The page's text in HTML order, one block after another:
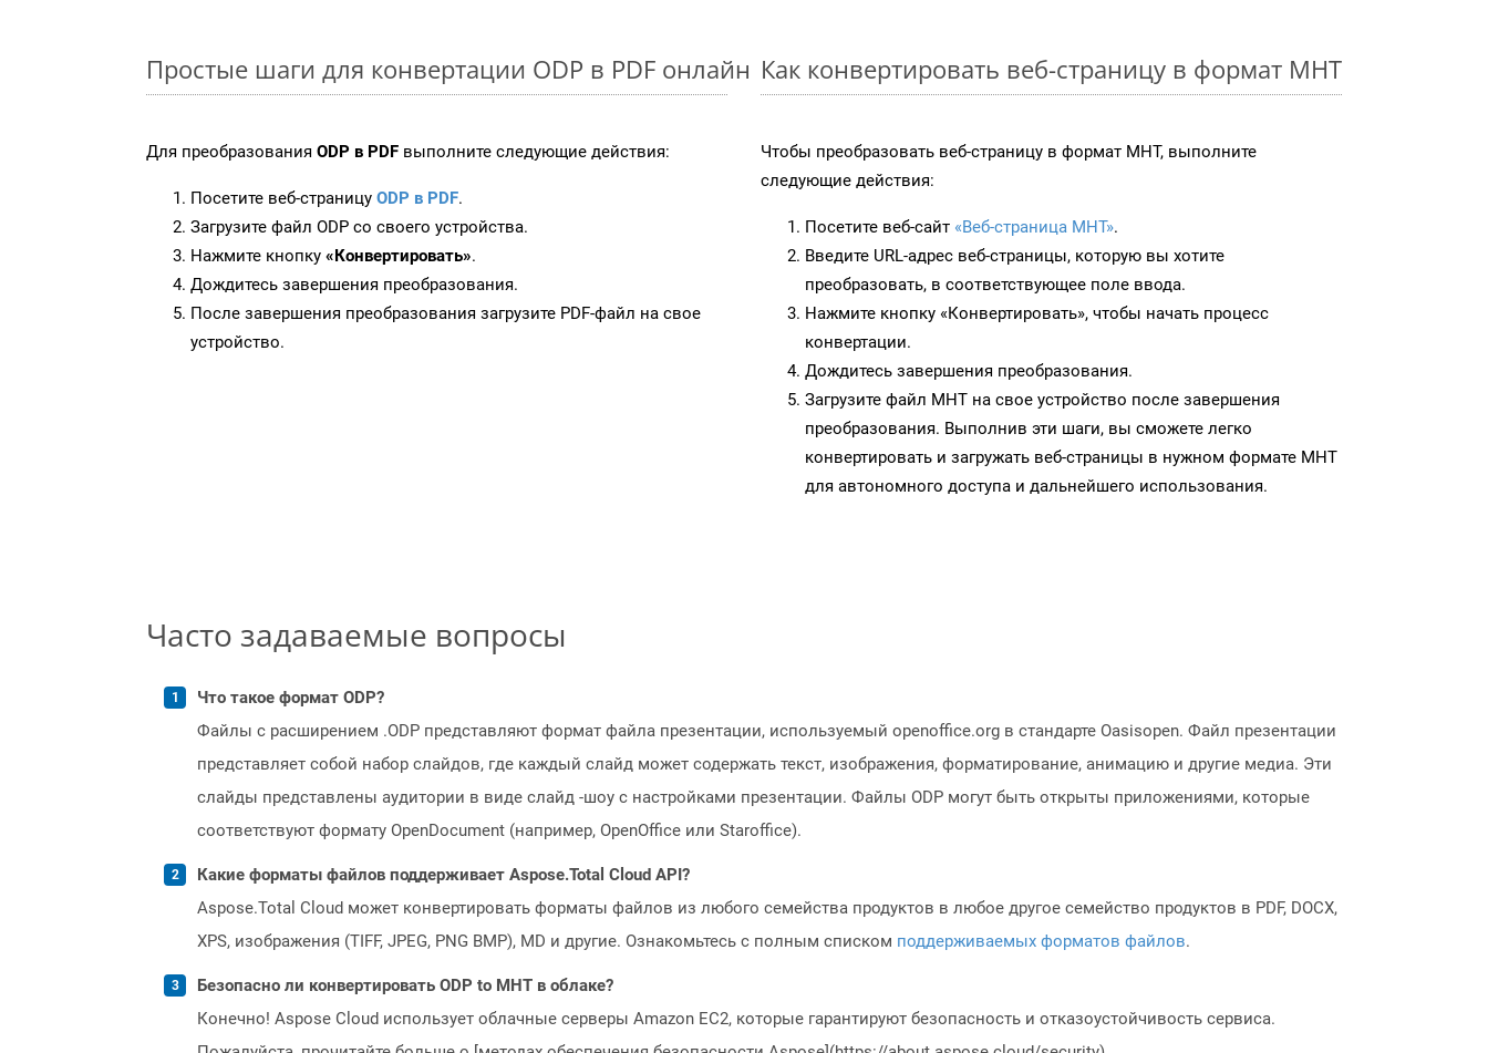
Простые шаги для конвертации ODP в PDF онлайн
Для преобразования ODP в PDF выполните следующие действия:
Посетите веб-страницу ODP в PDF.
Загрузите файл ODP со своего устройства.
Нажмите кнопку «Конвертировать».
Дождитесь завершения преобразования.
После завершения преобразования загрузите PDF-файл на свое
устройство.
Как конвертировать веб-страницу в формат MHT
Чтобы преобразовать веб-страницу в формат MHT, выполните
следующие действия:
Посетите веб-сайт «Веб-страница MHT».
Введите URL-адрес веб-страницы, которую вы хотите
преобразовать, в соответствующее поле ввода.
Нажмите кнопку «Конвертировать», чтобы начать процесс
конвертации.
Дождитесь завершения преобразования.
Загрузите файл MHT на свое устройство после завершения
преобразования. Выполнив эти шаги, вы сможете легко
конвертировать и загружать веб-страницы в нужном формате MHT
для автономного доступа и дальнейшего использования.
Часто задаваемые вопросы
Что такое формат ODP?
Файлы с расширением .ODP представляют формат файла презентации, используемый openoffice.org в стандарте Oasisopen. Файл презентации
представляет собой набор слайдов, где каждый слайд может содержать текст, изображения, форматирование, анимацию и другие медиа. Эти
слайды представлены аудитории в виде слайд -шоу с настройками презентации. Файлы ODP могут быть открыты приложениями, которые
соответствуют формату OpenDocument (например, OpenOffice или Staroffice).
Какие форматы файлов поддерживает Aspose.Total Cloud API?
Aspose.Total Cloud может конвертировать форматы файлов из любого семейства продуктов в любое другое семейство продуктов в PDF, DOCX,
XPS, изображения (TIFF, JPEG, PNG BMP), MD и другие. Ознакомьтесь с полным списком поддерживаемых форматов файлов.
Безопасно ли конвертировать ODP to MHT в облаке?
Конечно! Aspose Cloud использует облачные серверы Amazon EC2, которые гарантируют безопасность и отказоустойчивость сервиса.